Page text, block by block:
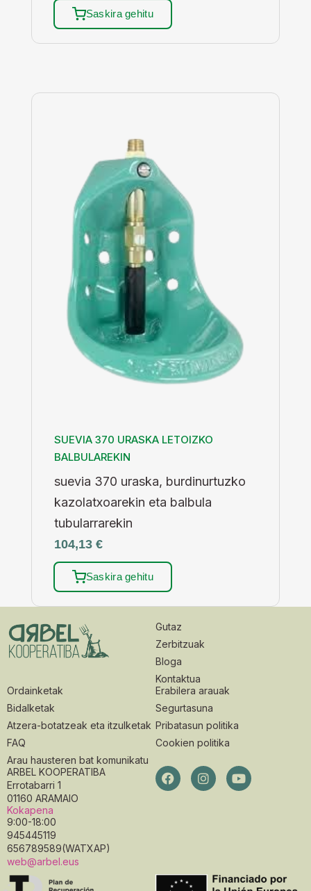
Saskira gehitu
SUEVIA 370 URASKA LETOIZKO
BALBULAREKIN
suevia 370 uraska, burdinurtuzko
kazolatxoarekin eta balbula
tubularrarekin
104,13 €
Saskira gehitu
Gutaz
Zerbitzuak
Bloga
Kontaktua
Ordainketak
Bidalketak
Atzera-botatzeak eta itzulketak
FAQ
Arau hausteren bat komunikatu
Erabilera arauak
Segurtasuna
Pribatasun politika
Cookien politika
ARBEL KOOPERATIBA
Errotabarri 1
01160 ARAMAIO
Kokapena
9:00-18:00
945445119
656789589(WATXAP)
web@arbel.eus